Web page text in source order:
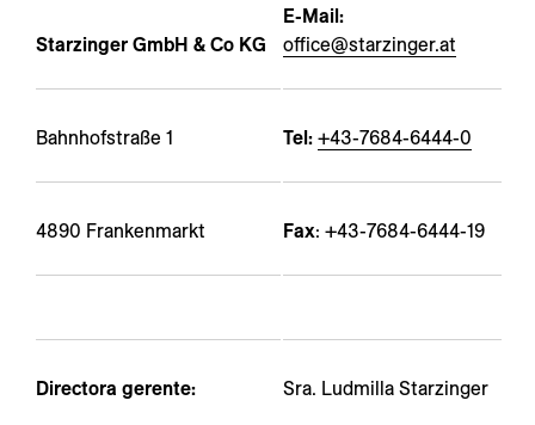
---
Starzinger GmbH & Co KG
E-Mail:
office@starzinger.at
Bahnhofstraße 1 Tel: +43-7684-6444-0
4890 Frankenmarkt Fax: +43-7684-6444-19
Directora gerente: Sra. Ludmilla Starzinger